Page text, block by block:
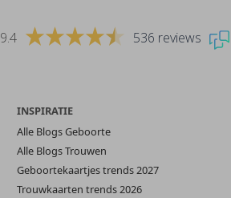
9.4 536 reviews
INSPIRATIE
Alle Blogs Geboorte
Alle Blogs Trouwen
Geboortekaartjes trends 2027
Trouwkaarten trends 2026